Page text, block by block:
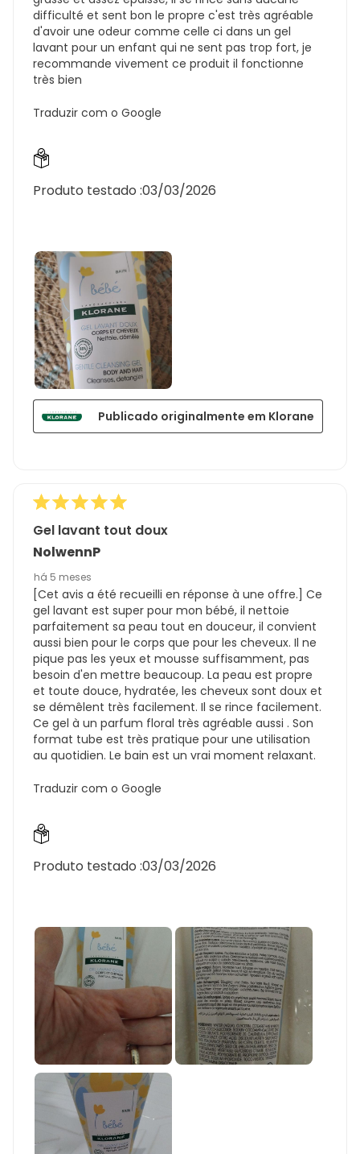
difficulté et sent bon le propre c'est très agréable
d'avoir une odeur comme celle ci dans un gel
lavant pour un enfant qui ne sent pas trop fort, je
recommande vivement ce produit il fonctionne
très bien
Traduzir com o Google
Produto testado :03/03/2026
Publicado originalmente em Klorane
Gel lavant tout doux
NolwennP
há 5 meses
[Cet avis a été recueilli en réponse à une offre.] Ce
gel lavant est super pour mon bébé, il nettoie
parfaitement sa peau tout en douceur, il convient
aussi bien pour le corps que pour les cheveux. Il ne
pique pas les yeux et mousse suffisamment, pas
besoin d'en mettre beaucoup. La peau est propre
et toute douce, hydratée, les cheveux sont doux et
se démêlent très facilement. Il se rince facilement.
Ce gel à un parfum floral très agréable aussi . Son
format tube est très pratique pour une utilisation
au quotidien. Le bain est un vrai moment relaxant.
Traduzir com o Google
Produto testado :03/03/2026